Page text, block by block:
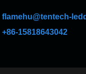
flamehu@tentech-
+86-15818643042